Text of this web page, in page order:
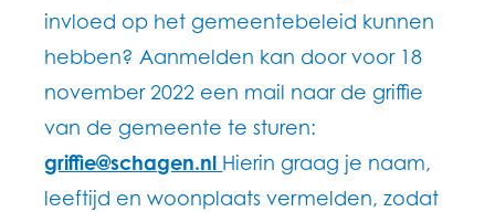
invloed op het gemeentebeleid kunnen
hebben? Aanmelden kan door voor 18
november 2022 een mail naar de griffie
van de gemeente te sturen:
griffie@schagen.nl Hierin graag je naam,
leeftijd en woonplaats vermelden, zodat